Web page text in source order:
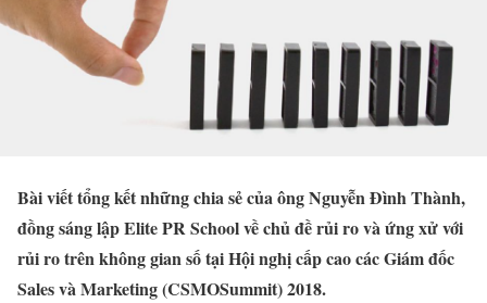
Bài viết tổng kết những chia sẻ của ông Nguyễn Đình Thành,
đồng sáng lập Elite PR School về chủ đề rủi ro và ứng xử với
rủi ro trên không gian số tại Hội nghị cấp cao các Giám đốc
Sales và Marketing (CSMOSummit) 2018.